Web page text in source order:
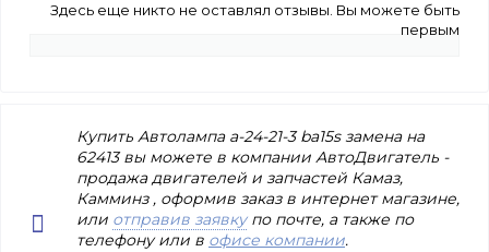
Здесь еще никто не оставлял отзывы. Вы можете быть
первым
Купить Автолампа а-24-21-3 ba15s замена на
62413 вы можете в компании АвтоДвигатель -
продажа двигателей и запчастей Камаз,
Камминз , оформив заказ в интернет магазине,
или отправив заявкупо почте, а также по
телефону или в офисе компании.